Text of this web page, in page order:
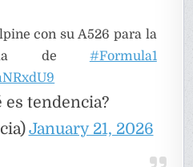
con su A526 para la
de #Formula1
es tendencia?
January 21, 2026